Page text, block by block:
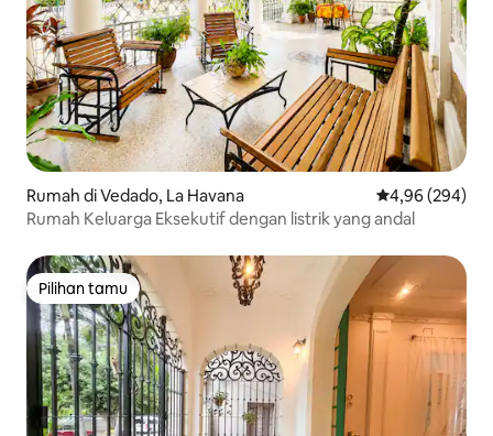
Rumah di Vedado, La Havana Nilai rata-rata
4,96 (294)
Rumah Keluarga Eksekutif dengan listrik yang andal
Pilihan tamu
Pilihan tamu